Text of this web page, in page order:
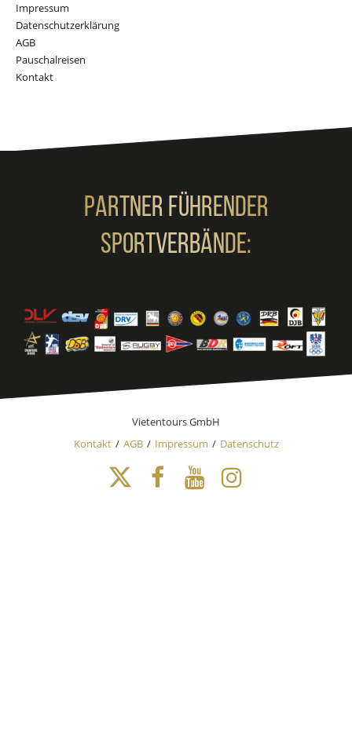
Impressum
Datenschutzerklärung
AGB
Pauschalreisen
Kontakt
Partner Führender
Sportverbände:
Vietentours GmbH
Kontakt
AGB Impressum Datenschutz